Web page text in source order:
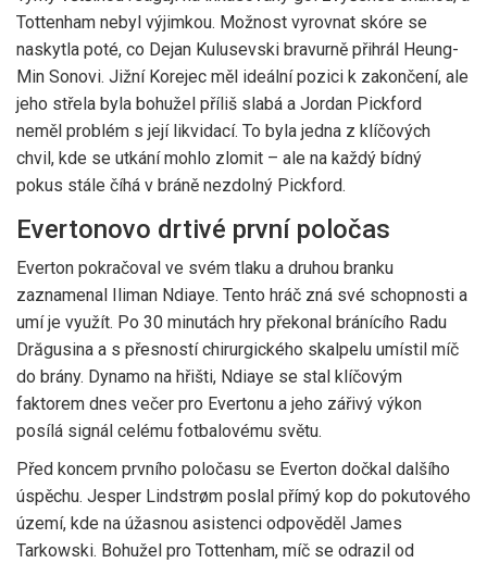
Tottenham nebyl výjimkou. Možnost vyrovnat skóre se
naskytla poté, co Dejan Kulusevski bravurně přihrál Heung-
Min Sonovi. Jižní Korejec měl ideální pozici k zakončení, ale
jeho střela byla bohužel příliš slabá a Jordan Pickford
neměl problém s její likvidací. To byla jedna z klíčových
chvil, kde se utkání mohlo zlomit – ale na každý bídný
pokus stále číhá v bráně nezdolný Pickford.
Evertonovo drtivé první poločas
Everton pokračoval ve svém tlaku a druhou branku
zaznamenal Iliman Ndiaye. Tento hráč zná své schopnosti a
umí je využít. Po 30 minutách hry překonal bránícího Radu
Drăgusina a s přesností chirurgického skalpelu umístil míč
do brány. Dynamo na hřišti, Ndiaye se stal klíčovým
faktorem dnes večer pro Evertonu a jeho zářivý výkon
posílá signál celému fotbalovému světu.
Před koncem prvního poločasu se Everton dočkal dalšího
úspěchu. Jesper Lindstrøm poslal přímý kop do pokutového
území, kde na úžasnou asistenci odpověděl James
Tarkowski. Bohužel pro Tottenham, míč se odrazil od